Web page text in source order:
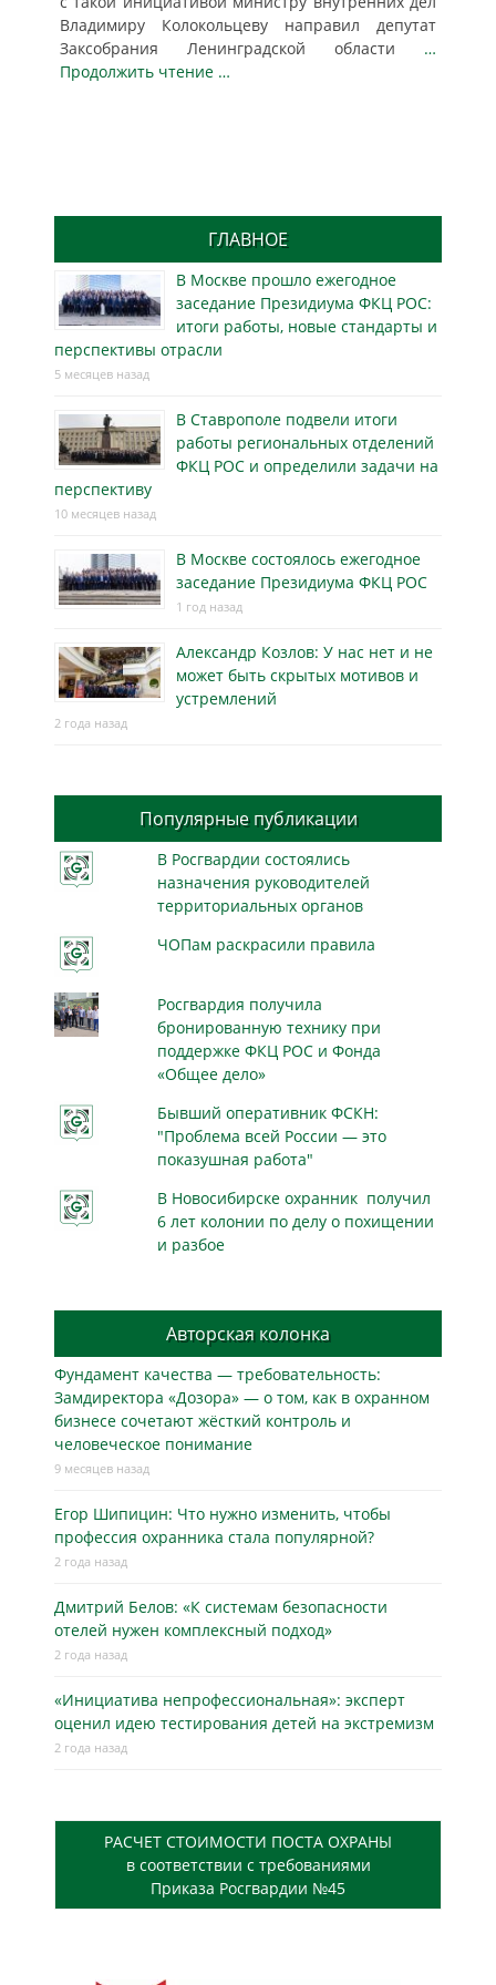
Владимиру Колокольцеву направил депутат
Заксобрания Ленинградской области …
Продолжить чтение …
ГЛАВНОЕ
В Москве прошло ежегодное
заседание Президиума ФКЦ РОС:
итоги работы, новые стандарты и
перспективы отрасли
5 месяцев назад
В Ставрополе подвели итоги
работы региональных отделений
ФКЦ РОС и определили задачи на
перспективу
10 месяцев назад
В Москве состоялось ежегодное
заседание Президиума ФКЦ РОС
1 год назад
Александр Козлов: У нас нет и не
может быть скрытых мотивов и
устремлений
2 года назад
Популярные публикации
В Росгвардии состоялись
назначения руководителей
территориальных органов
ЧОПам раскрасили правила
Росгвардия получила
бронированную технику при
поддержке ФКЦ РОС и Фонда
«Общее дело»
Бывший оперативник ФСКН:
"Проблема всей России — это
показушная работа"
В Новосибирске охранник получил
6 лет колонии по делу о похищении
и разбое
Авторская колонка
Фундамент качества — требовательность:
Замдиректора «Дозора» — о том, как в охранном
бизнесe сочетают жёсткий контроль и
человеческое понимание
9 месяцев назад
Егор Шипицин: Что нужно изменить, чтобы
профессия охранника стала популярной?
2 года назад
Дмитрий Белов: «К системам безопасности
отелей нужен комплексный подход»
2 года назад
«Инициатива непрофессиональная»: эксперт
оценил идею тестирования детей на экстремизм
2 года назад
РАСЧЕТ СТОИМОСТИ ПОСТА ОХРАНЫ
в соответствии с требованиями
Приказа Росгвардии №45